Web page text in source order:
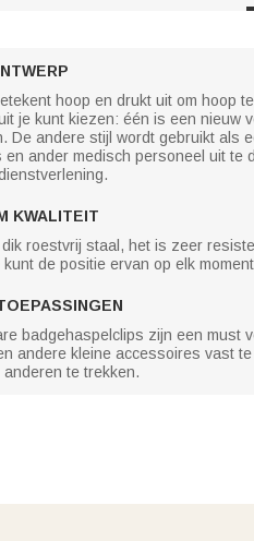
hoop en drukt uit om hoop
je kunt kiezen: één is een nieuw
De andere stijl wordt gebruikt als
ander medisch personeel uit te
KWALITEIT
roestvrij staal, het is zeer
de positie ervan op elk
badgehaspelclips zijn een must
andere kleine accessoires vast
te trekken.